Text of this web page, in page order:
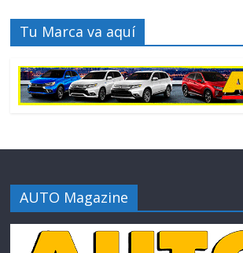
Tu Marca va aquí
AUTO Magazine